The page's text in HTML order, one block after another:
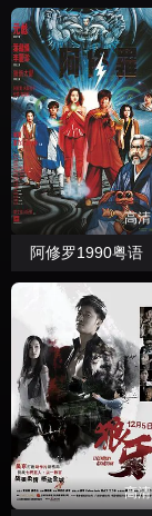
高清
阿修罗1990粤语
高清